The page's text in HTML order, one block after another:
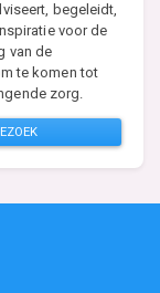
begeleidt,
voor de
van de
te komen tot
zorg.